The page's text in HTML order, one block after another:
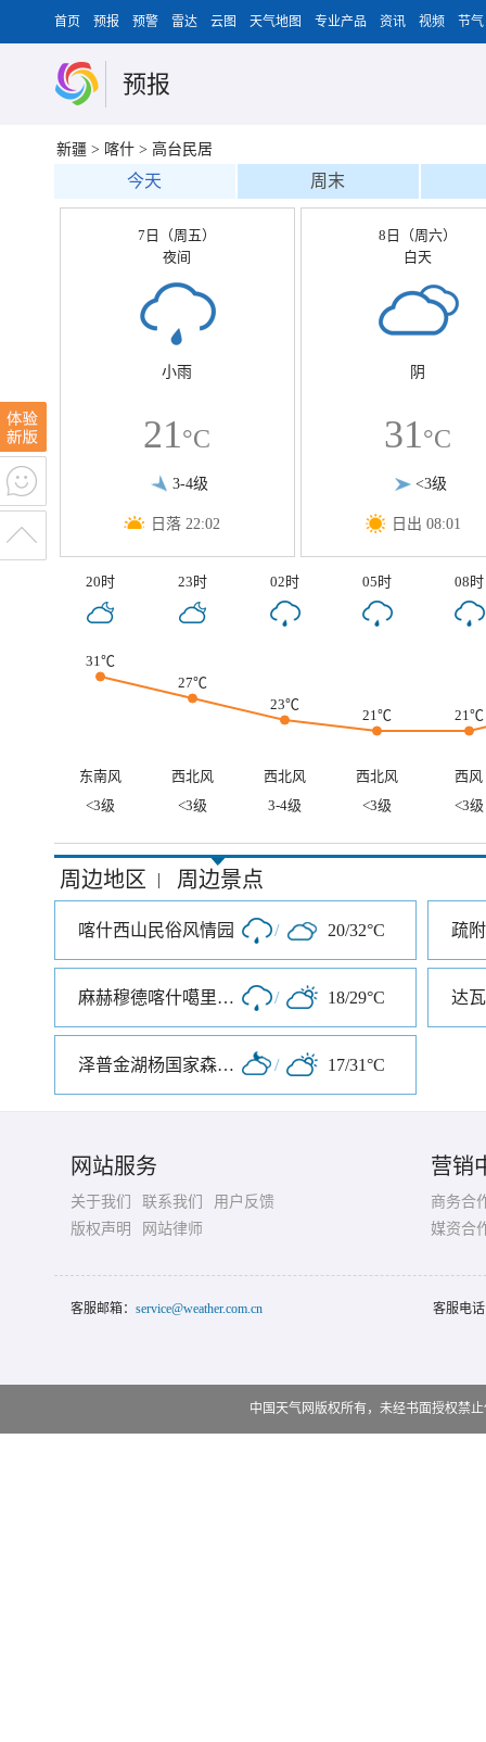
首页 预报 预警 雷达 云图 天气地图 专业产品 资讯 视频 节气
预报
新疆 > 喀什 > 高台民居
今天 周末
7日（周五）
夜间
小雨
21°C
3-4级
日落 22:02
8日（周六）
白天
阴
31°C
<3级
日出 08:01
20时 23时 02时 05时 08时
31℃
27℃
23℃
21℃ 21℃
东南风 西北风 西北风 西北风
西风
<3级
<3级 3-4级 <3级 <3级
周边地区 | 周边景点
喀什西山民俗风情园 / 20/32°C
麻赫穆德喀什噶里麻扎旅游区 / 18/29°C
泽普金湖杨国家森林公园 / 17/31°C
网站服务
关于我们 联系我们
用户反馈
版权声明
网站律师
营销
商务合
媒资合
客服邮箱： service@weather.com.cn 客服电
中国天气网版权所有，未经书面授权